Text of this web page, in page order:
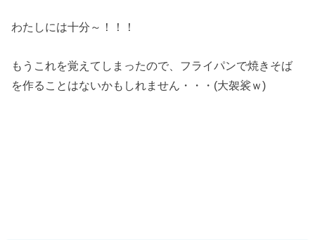
わたしには十分～！！！
もうこれを覚えてしまったので、フライパンで焼きそば
を作ることはないかもしれません・・・(大袈裟ｗ)